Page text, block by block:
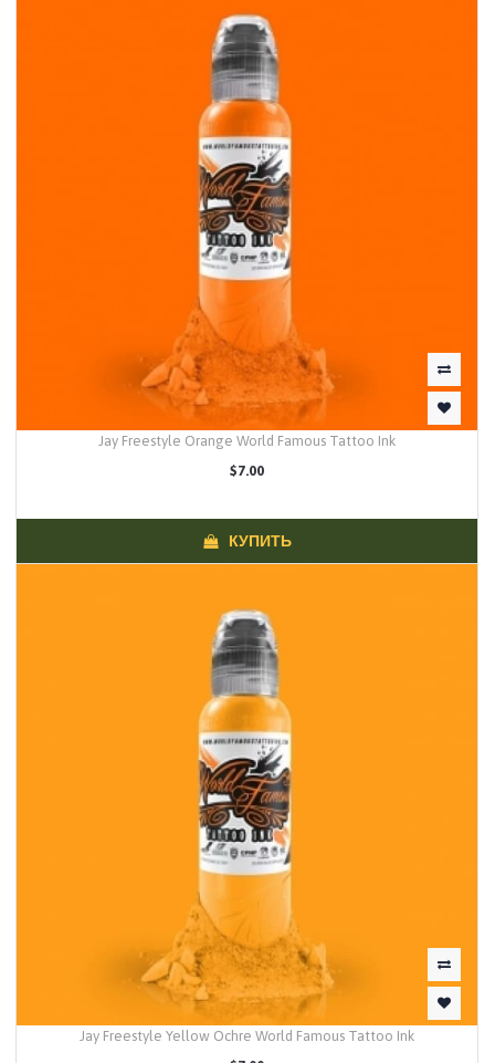
Jay Freestyle Orange World Famous Tattoo Ink
$7.00
КУПИТЬ
Jay Freestyle Yellow Ochre World Famous Tattoo Ink